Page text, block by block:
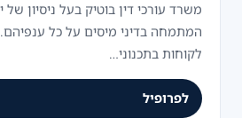
משרד עורכי דין בוטיק בעל ניסיון
המתמחה בדיני מיסים על כל
לקוחות בתכנוני…
לפרופיל